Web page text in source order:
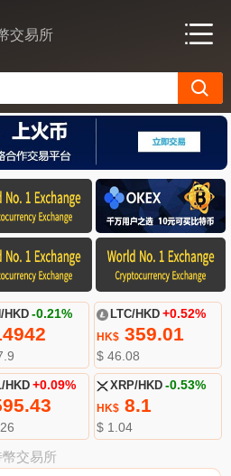
交易所
HKD -0.21% LTC/HKD +0.52%
HK$359.01
$ 46.08
HKD +0.09% XRP/HKD -0.53%
HK$8.1
$ 1.04
交易所